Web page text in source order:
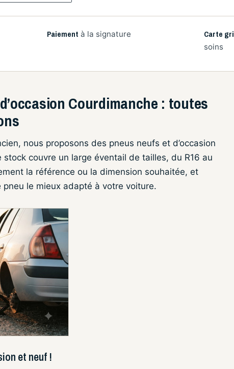
Paiement à la signature Carte
soins
Courdimanche : toutes
nous proposons des pneus neufs et d’occasion
couvre un large éventail de tailles, du R16 au
la référence ou la dimension souhaitée, et
le mieux adapté à votre voiture.
et neuf !